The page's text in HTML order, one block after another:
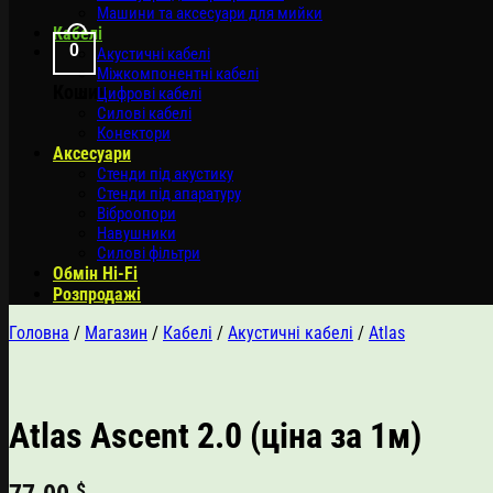
0
Кошик
Машини та аксесуари для мийки
Кабелі
Акустичні кабелі
Міжкомпонентні кабелі
Цифрові кабелі
Силові кабелі
Конектори
Аксесуари
Стенди під акустику
Стенди під апаратуру
Віброопори
Навушники
Силові фільтри
Обмін Hi-Fi
Розпродажі
Головна / Магазин / Кабелі / Акустичні кабелі / Atlas
Atlas Ascent 2.0 (ціна за 1м)